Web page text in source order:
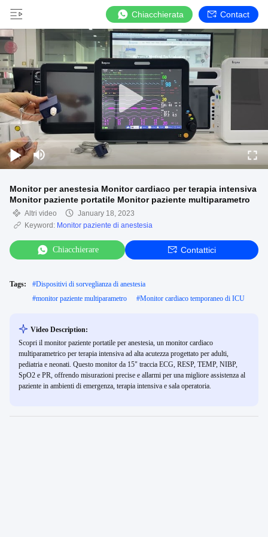
Chiacchierata Contact
Monitor per anestesia Monitor cardiaco per terapia intensiva
Monitor paziente portatile Monitor paziente multiparametro
Altri video
January 18, 2023
Keyword: Monitor paziente di anestesia
Chiacchierare Contattici
Tags: #Dispositivi di sorveglianza di anestesia
#monitor paziente multiparametro #Monitor cardiaco temporaneo di ICU
Video Description:
Scopri il monitor paziente portatile per anestesia, un monitor cardiaco
multiparametrico per terapia intensiva ad alta acutezza progettato per adulti,
pediatria e neonati. Questo monitor da 15" traccia ECG, RESP, TEMP, NIBP,
SpO2 e PR, offrendo misurazioni precise e allarmi per una migliore assistenza al
paziente in ambienti di emergenza, terapia intensiva e sala operatoria.